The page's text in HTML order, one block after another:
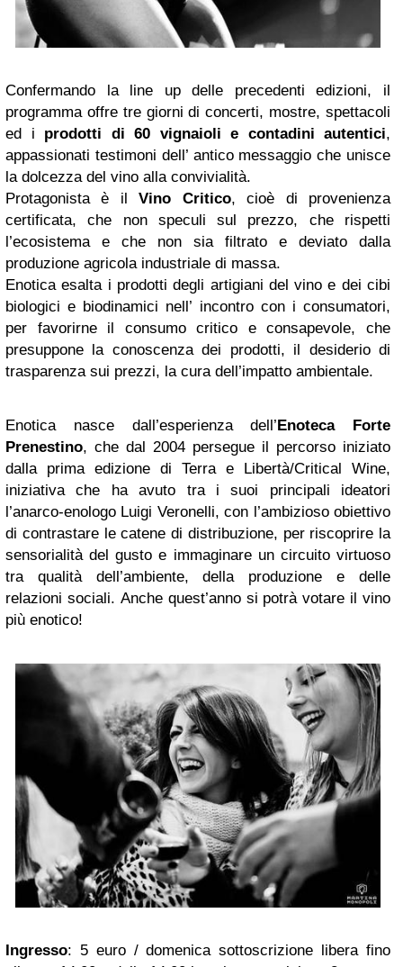
Confermando la line up delle precedenti edizioni, il
programma offre tre giorni di concerti, mostre, spettacoli
ed i prodotti di 60 vignaioli e contadini autentici,
appassionati testimoni dell’ antico messaggio che unisce
la dolcezza del vino alla convivialità.
Protagonista è il Vino Critico, cioè di provenienza
certificata, che non speculi sul prezzo, che rispetti
l’ecosistema e che non sia filtrato e deviato dalla
produzione agricola industriale di massa.
Enotica esalta i prodotti degli artigiani del vino e dei cibi
biologici e biodinamici nell’ incontro con i consumatori,
per favorirne il consumo critico e consapevole, che
presuppone la conoscenza dei prodotti, il desiderio di
trasparenza sui prezzi, la cura dell’impatto ambientale.
Enotica nasce dall’esperienza dell’Enoteca Forte
Prenestino, che dal 2004 persegue il percorso iniziato
dalla prima edizione di Terra e Libertà/Critical Wine,
iniziativa che ha avuto tra i suoi principali ideatori
l’anarco-enologo Luigi Veronelli, con l’ambizioso obiettivo
di contrastare le catene di distribuzione, per riscoprire la
sensorialità del gusto e immaginare un circuito virtuoso
tra qualità dell’ambiente, della produzione e delle
relazioni sociali. Anche quest’anno si potrà votare il vino
più enotico!
Ingresso: 5 euro / domenica sottoscrizione libera fino